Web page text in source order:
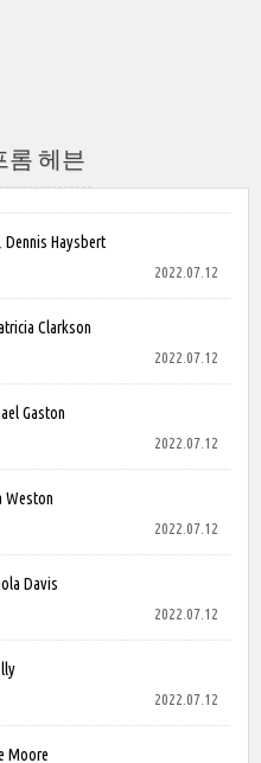
롬 헤븐
Haysbert
2022.07.12
Clarkson
2022.07.12
Gaston
2022.07.12
2022.07.12
Davis
2022.07.12
2022.07.12
Moore